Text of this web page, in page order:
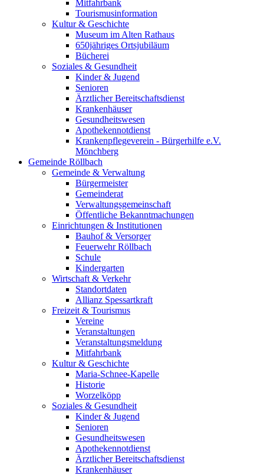
Mitfahrbank
Tourismusinformation
Kultur & Geschichte
Museum im Alten Rathaus
650jähriges Ortsjubiläum
Bücherei
Soziales & Gesundheit
Kinder & Jugend
Senioren
Ärztlicher Bereitschaftsdienst
Krankenhäuser
Gesundheitswesen
Apothekennotdienst
Krankenpflegeverein - Bürgerhilfe e.V.
Mönchberg
Gemeinde Röllbach
Gemeinde & Verwaltung
Bürgermeister
Gemeinderat
Verwaltungsgemeinschaft
Öffentliche Bekanntmachungen
Einrichtungen & Institutionen
Bauhof & Versorger
Feuerwehr Röllbach
Schule
Kindergarten
Wirtschaft & Verkehr
Standortdaten
Allianz Spessartkraft
Freizeit & Tourismus
Vereine
Veranstaltungen
Veranstaltungsmeldung
Mitfahrbank
Kultur & Geschichte
Maria-Schnee-Kapelle
Historie
Worzelköpp
Soziales & Gesundheit
Kinder & Jugend
Senioren
Gesundheitswesen
Apothekennotdienst
Ärztlicher Bereitschaftsdienst
Krankenhäuser